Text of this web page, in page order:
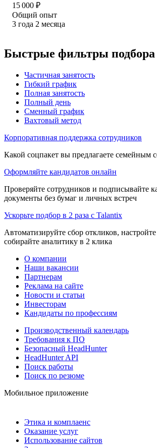
15 000 ₽
Общий опыт
3 года 2 месяца
Быстрые фильтры подбора
Частичная занятость
Гибкий график
Полная занятость
Полный день
Сменный график
Вахтовый метод
Корпоративная поддержка сотрудников
Какой соцпакет вы предлагаете семейным
Оформляйте кандидатов онлайн
Проверяйте сотрудников и подписывайте
документы без бумаг и личных встреч
Ускорьте подбор в 2 раза с Talantix
Автоматизируйте сбор откликов,
собирайте аналитику в 2 клика
О компании
Наши вакансии
Партнерам
Реклама на сайте
Новости и статьи
Инвесторам
Кандидаты по профессиям
Производственный календарь
Требования к ПО
Безопасный HeadHunter
HeadHunter API
Поиск работы
Поиск по резюме
Мобильное приложение
Этика и комплаенс
Оказание услуг
Использование сайтов